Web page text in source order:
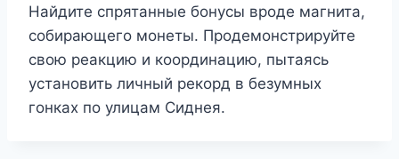
Найдите спрятанные бонусы вроде магнита,
собирающего монеты. Продемонстрируйте
свою реакцию и координацию, пытаясь
установить личный рекорд в безумных
гонках по улицам Сиднея.